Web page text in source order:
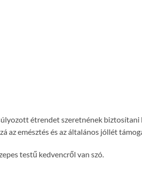
étrendet szeretnének biztosítani
az emésztés és az általános jóllét
testű kedvencről van szó.